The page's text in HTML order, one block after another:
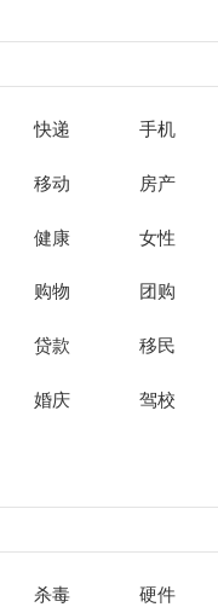
快递 手机
移动 房产
健康 女性
购物 团购
贷款 移民
婚庆 驾校
杀毒 硬件